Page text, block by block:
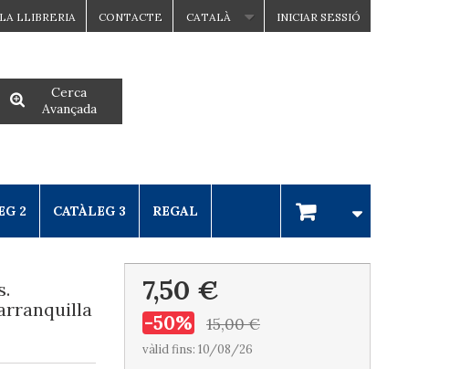
INICIAR SESSIÓ
CATALÀ
CONTACTE
LA LLIBRERIA
Cerca
Avançada
2 CATÀLEG 3 REGAL
7,50 €
-50% 15,00 €
vàlid fins: 10/08/26